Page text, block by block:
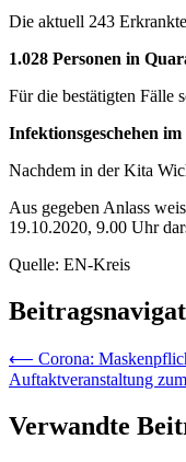
Die aktuell 243
1.028 Personen in
Für die bestätigten Fälle
Infektionsgeschehen
Nachdem in der Kita
Aus gegeben Anlass
19.10.2020, 9.00 Uhr
Quelle: EN-Kreis
⟵ Corona:
Auftaktveranstaltung
Verwandte